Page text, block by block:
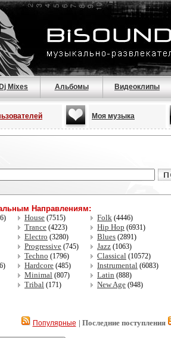
Dj Mixes Альбомы Видеоклипы
Моя музыка
Направлениям:
House (7515) Folk (4446)
Trance (4223) Hip Hop (6931)
Electro (3280) Blues (2891)
Progressive (745) Jazz (1063)
Techno (1796) Classical (10572)
Hardcore (485) Instrumental (6083)
Minimal (807) Latin (888)
Tribal (171) New Age (948)
Популярные | Последние поступления